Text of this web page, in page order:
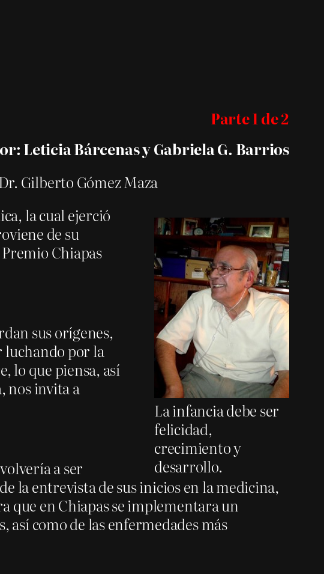
Parte 1 de 2
Leticia Bárcenas y Gabriela G. Barrios
Gilberto Gómez Maza
La infancia debe ser
felicidad,
crecimiento y
desarrollo.
la cual ejerció
de su
Chiapas
sus orígenes,
luchando por la
lo que piensa, así
nos invita a
a ser
la entrevista de sus inicios en la medicina,
que en Chiapas se implementara un
así como de las enfermedades más